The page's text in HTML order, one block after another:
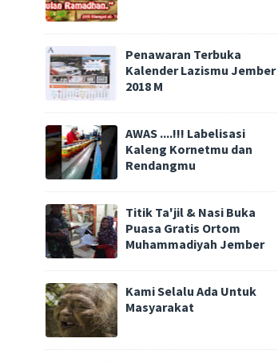
Penawaran Terbuka
Kalender Lazismu Jember
2018 M
AWAS ....!!! Labelisasi
Kaleng Kornetmu dan
Rendangmu
Titik Ta'jil & Nasi Buka
Puasa Gratis Ortom
Muhammadiyah Jember
Kami Selalu Ada Untuk
Masyarakat